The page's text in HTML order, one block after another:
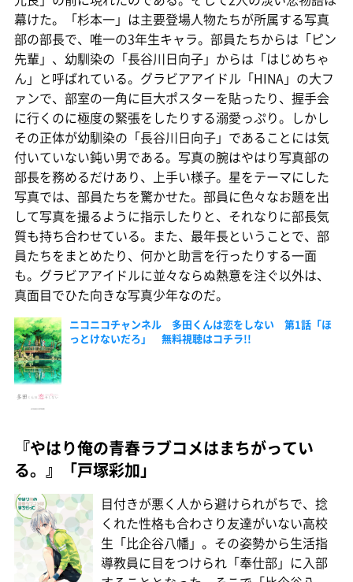
幕けた。「杉本一」は主要登場人物たちが所属する写真
部の部長で、唯一の3年生キャラ。部員たちからは「ピン
先輩」、幼馴染の「長谷川日向子」からは「はじめちゃ
ん」と呼ばれている。グラビアアイドル「HINA」の大フ
ァンで、部室の一角に巨大ポスターを貼ったり、握手会
に行くのに極度の緊張をしたりする溺愛っぷり。しかし
その正体が幼馴染の「長谷川日向子」であることには気
付いていない鈍い男である。写真の腕はやはり写真部の
部長を務めるだけあり、上手い様子。星をテーマにした
写真では、部員たちを驚かせた。部員に色々なお題を出
して写真を撮るように指示したりと、それなりに部長気
質も持ち合わせている。また、最年長ということで、部
員たちをまとめたり、何かと助言を行ったりする一面
も。グラビアアイドルに並々ならぬ熱意を注ぐ以外は、
真面目でひた向きな写真少年なのだ。
ニコニコチャンネル 多田くんは恋をしない 第1話「ほ
っとけないだろ」 無料視聴はコチラ!!
『やはり俺の青春ラブコメはまちがってい
る。』「戸塚彩加」
目付きが悪く人から避けられがちで、捻
くれた性格も合わさり友達がいない高校
生「比企谷八幡」。その姿勢から生活指
導教員に目をつけられ「奉仕部」に入部